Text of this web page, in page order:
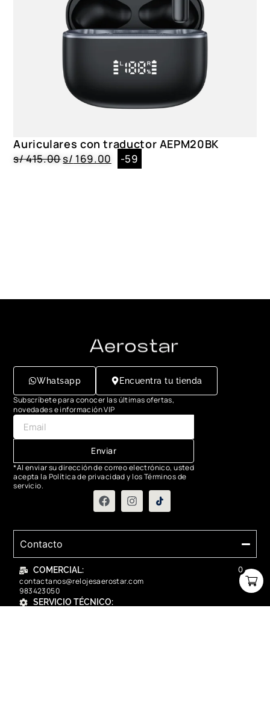
0
Auriculares con traductor AEPM20BK
s/415.00s/ 169.00 -59
Whatsapp Encuentra tu tienda
Subscríbete para conocer las últimas ofertas,
novedades e información VIP
Enviar
*Al enviar su dirección de correo electrónico, usted
acepta la Política de privacidad y los Términos de
servicio.
Contacto
COMERCIAL:
contactanos@relojesaerostar.com
983423050
SERVICIO TÉCNICO: